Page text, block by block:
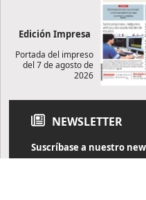
Edición Impresa
Portada del impreso
del 7 de agosto de
2026
NEWSLETTER
Suscríbase a nuestro
Reciba diariamente